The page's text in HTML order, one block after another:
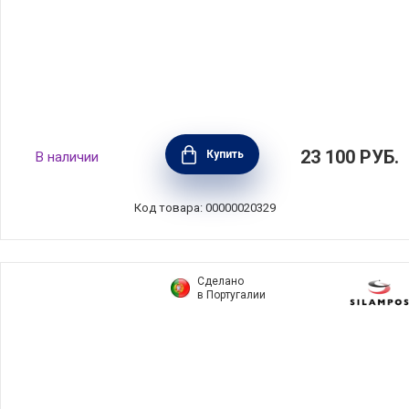
Ковш 2,4 л диаметр 20 см, материал
нержавеющая сталь 18/10, цвет стальной,
Cristel, Франция, CWMC20
В наличии Купить 23 100 РУБ.
Код товара: 00000020329
Сделано
в Португалии